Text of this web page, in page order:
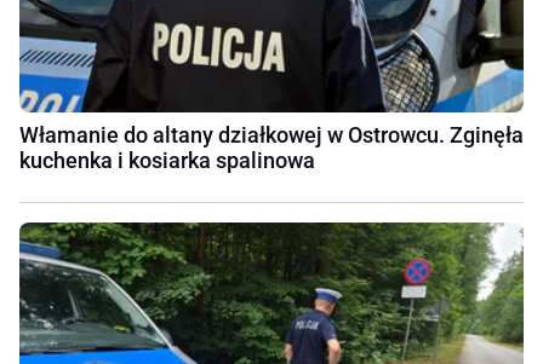
Włamanie do altany działkowej w Ostrowcu. Zginęła
kuchenka i kosiarka spalinowa